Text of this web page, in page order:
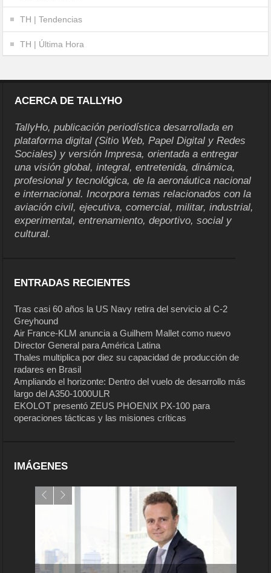
TH | Tendencias
TH | Última Hora
ACERCA DE TALLYHO
TallyHo, publicación periodística desarrollada en
plataforma digital (Sitio Web, Papel Digital y Redes
Sociales) y versión Impresa, orientada a entregar
una visión global, integral, entretenida, dinámica,
profesional y tecnológica, de la aeronáutica nacional
e internacional. Incorpora temas relacionados con la
aviación civil, ejecutiva, comercial, militar, industrial,
experimental, entrenamiento, deportivo, social y
cultural.
ENTRADAS RECIENTES
Tras casi 60 años la US Navy retira del servicio al C-2
Greyhound
Air France-KLM anuncia a Guilhem Mallet como nuevo
Director General para América Latina
Thales multiplica por diez su capacidad de producción de
radares en Brasil
Ampliando el horizonte: Dentro del vuelo de desarrollo más
largo del A350-1000ULR
EKOLOT presentó ZEUS PHOENIX PX-100 para
operaciones tácticas y las misiones críticas
IMÁGENES